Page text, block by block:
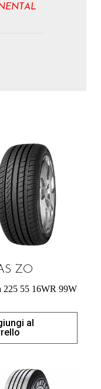
ZO
225 55 16WR 99W
al